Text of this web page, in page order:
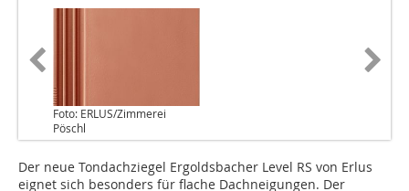
Foto: ERLUS/Zimmerei
Pöschl
Der neue Tondachziegel Ergoldsbacher Level RS von Erlus
eignet sich besonders für flache Dachneigungen. Der